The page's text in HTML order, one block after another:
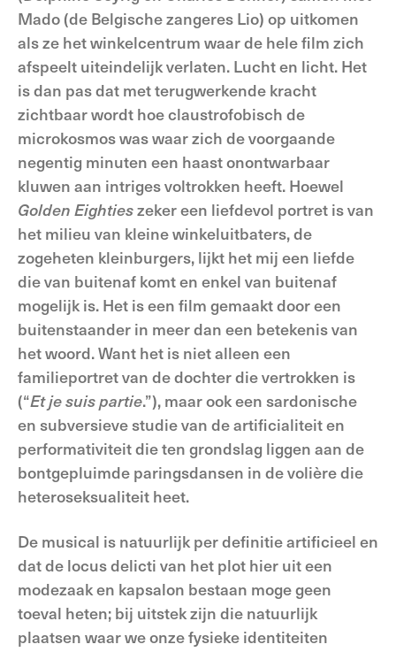
Mado (de Belgische zangeres Lio) op uitkomen
als ze het winkelcentrum waar de hele film zich
afspeelt uiteindelijk verlaten. Lucht en licht. Het
is dan pas dat met terugwerkende kracht
zichtbaar wordt hoe claustrofobisch de
microkosmos was waar zich de voorgaande
negentig minuten een haast onontwarbaar
kluwen aan intriges voltrokken heeft. Hoewel
Golden Eightieszeker een liefdevol portret is van
het milieu van kleine winkeluitbaters, de
zogeheten kleinburgers, lijkt het mij een liefde
die van buitenaf komt en enkel van buitenaf
mogelijk is. Het is een film gemaakt door een
buitenstaander in meer dan een betekenis van
het woord. Want het is niet alleen een
familieportret van de dochter die vertrokken is
(“Et je suis partie.”), maar ook een sardonische
en subversieve studie van de artificialiteit en
performativiteit die ten grondslag liggen aan de
bontgepluimde paringsdansen in de volière die
heteroseksualiteit heet.
De musical is natuurlijk per definitie artificieel en
dat de locus delicti van het plot hier uit een
modezaak en kapsalon bestaan moge geen
toeval heten; bij uitstek zijn die natuurlijk
plaatsen waar we onze fysieke identiteiten